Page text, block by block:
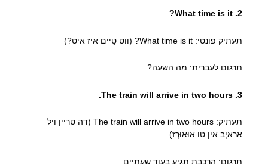
2. What time is it?
תעתיק פונטי: What time is it? (ווט טָיים איז איט?)
תרגום לעברית: מה השעה?
3. The train will arrive in two hours.
תעתיק: The train will arrive in two hours (דה טריין ויל
אראיְב אין טו אוּאוּרְז)
תרגום: הרכבת תגיע בעוד שעתיים.